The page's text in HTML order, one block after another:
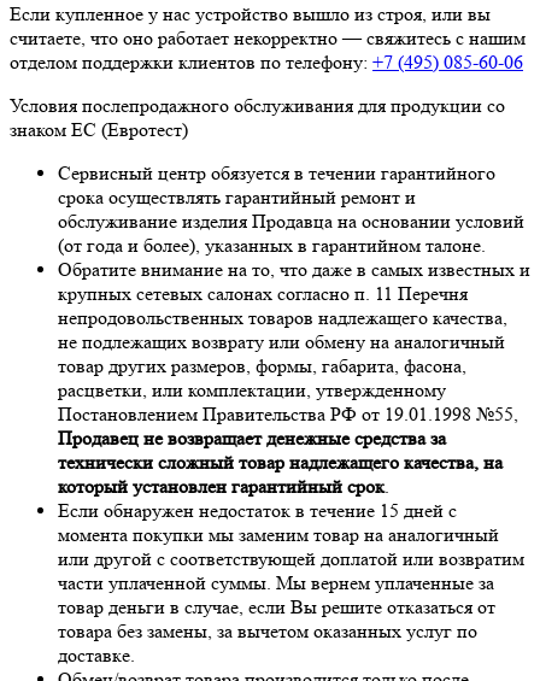
Если купленное у нас устройство вышло из строя, или вы
считаете, что оно работает некорректно — свяжитесь с нашим
отделом поддержки клиентов по телефону: +7 (495) 085-60-06
Условия послепродажного обслуживания для продукции со
знаком ЕС (Евротест)
Сервисный центр обязуется в течении гарантийного
срока осуществлять гарантийный ремонт и
обслуживание изделия Продавца на основании условий
(от года и более), указанных в гарантийном талоне.
Обратите внимание на то, что даже в самых известных и
крупных сетевых салонах согласно п. 11 Перечня
непродовольственных товаров надлежащего качества,
не подлежащих возврату или обмену на аналогичный
товар других размеров, формы, габарита, фасона,
расцветки, или комплектации, утвержденному
Постановлением Правительства РФ от 19.01.1998 №55,
Продавец не возвращает денежные средства за
технически сложный товар надлежащего качества, на
который установлен гарантийный срок.
Если обнаружен недостаток в течение 15 дней с
момента покупки мы заменим товар на аналогичный
или другой с соответствующей доплатой или возвратим
части уплаченной суммы. Мы вернем уплаченные за
товар деньги в случае, если Вы решите отказаться от
товара без замены, за вычетом оказанных услуг по
доставке.